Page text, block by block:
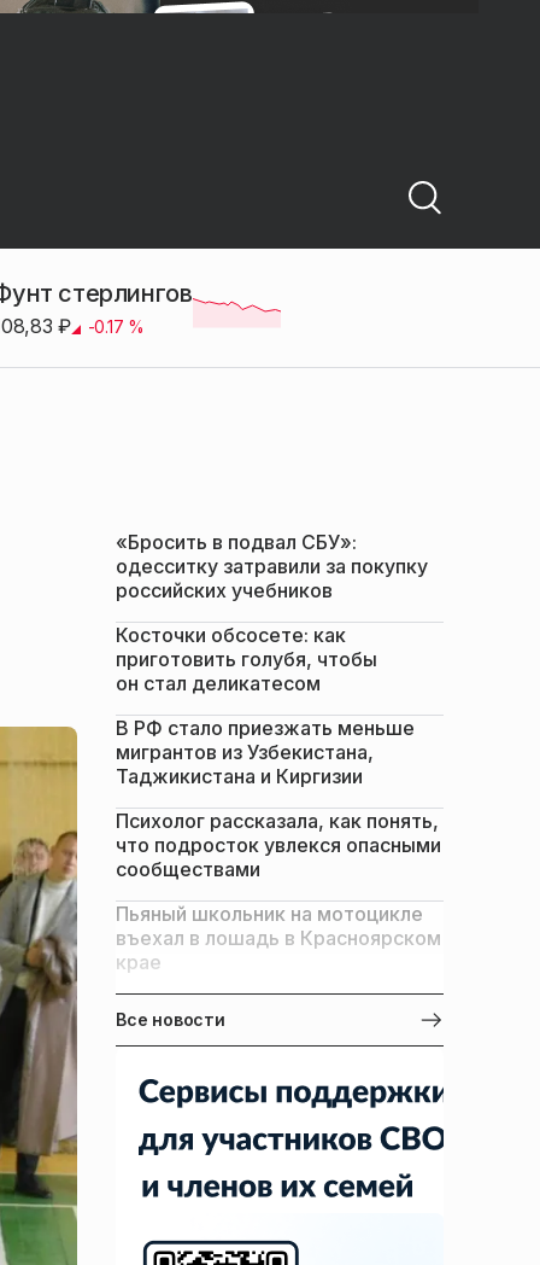
стерлингов
₽ -0.17 %
«Бросить в подвал СБУ»:
одесситку затравили за покупку
российских учебников
Косточки обсосете: как
приготовить голубя, чтобы
он стал деликатесом
В РФ стало приезжать меньше
мигрантов из Узбекистана,
Таджикистана и Киргизии
Психолог рассказала, как понять,
что подросток увлекся опасными
сообществами
Пьяный школьник на мотоцикле
въехал в лошадь в Красноярском
крае
Все новости